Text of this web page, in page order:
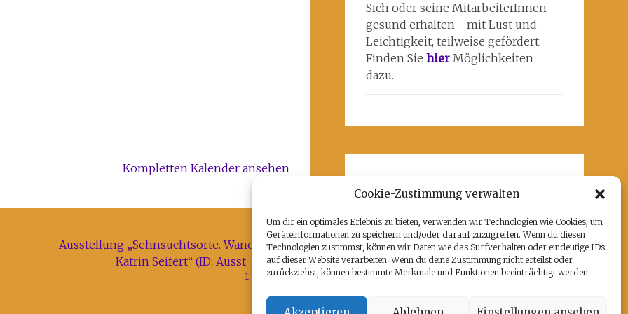
Cookie-Zustimmung verwalten
Um dir ein optimales Erlebnis zu bieten, verwenden wir Technologien wie Cookies, um
Geräteinformationen zu speichern und/oder darauf zuzugreifen. Wenn du diesen
Technologien zustimmst, können wir Daten wie das Surfverhalten oder eindeutige IDs
auf dieser Website verarbeiten. Wenn du deine Zustimmung nicht erteilst oder
zurückziehst, können bestimmte Merkmale und Funktionen beeinträchtigt werden.
Kompletten Kalender ansehen
Ausstellung „Sehnsuchtsorte. Wandbilder von
Katrin Seifert“ (ID: Ausst_2309_Pom)
1. Oktober 2023
Sich oder seine MitarbeiterInnen
gesund erhalten - mit Lust und
Leichtigkeit, teilweise gefördert.
Finden Sie hier Möglichkeiten
dazu.
Unsere Partner
kreative und künstlerische ♥️von
Potsdam:www.rz-potsdam.deund
mein Atelier 108